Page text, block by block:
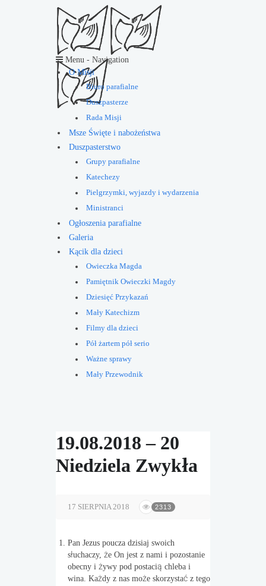
Menu - Navigation
O Misji
Biuro parafialne
Duszpasterze
Rada Misji
Msze Święte i nabożeństwa
Duszpasterstwo
Grupy parafialne
Katechezy
Pielgrzymki, wyjazdy i wydarzenia
Ministranci
Ogłoszenia parafialne
Galeria
Kącik dla dzieci
Owieczka Magda
Pamiętnik Owieczki Magdy
Dziesięć Przykazań
Mały Katechizm
Filmy dla dzieci
Pół żartem pół serio
Ważne sprawy
Mały Przewodnik
19.08.2018 – 20
Niedziela Zwykła
17 SIERPNIA 2018 2313
Pan Jezus poucza dzisiaj swoich
słuchaczy, że On jest z nami i pozostanie
obecny i żywy pod postacią chleba i
wina. Każdy z nas może skorzystać z tego